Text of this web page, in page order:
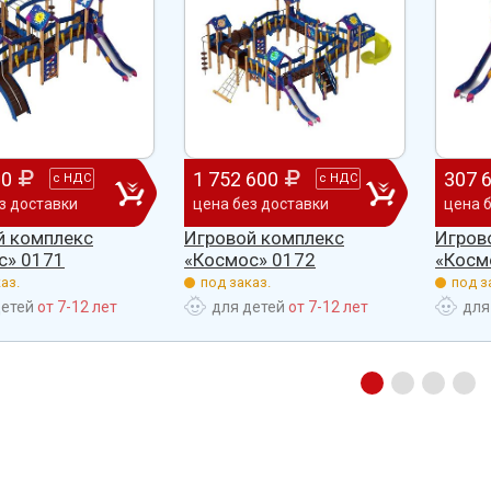
Добрый день) Ура! Наконец то у
Уважаемый Александр
Владимирович! Примите самые
теплые и искренние
с НДС
доставки
комплекс
0171
от 7-12 лет
1 752 600 с НДС
цена без доставки
Игровой комплекс
«Космос» 0172
под заказ.
для детей от 7-12 лет
307
цена
под